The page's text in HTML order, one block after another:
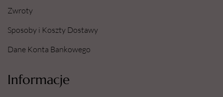
Zwroty
Sposoby i Koszty Dostawy
Dane Konta Bankowego
Informacje